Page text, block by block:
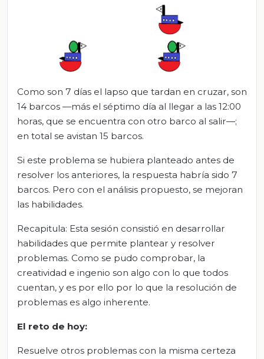
Como son 7 días el lapso que tardan en cruzar, son
14 barcos —más el séptimo día al llegar a las 12:00
horas, que se encuentra con otro barco al salir—;
en total se avistan 15 barcos.
Si este problema se hubiera planteado antes de
resolver los anteriores, la respuesta habría sido 7
barcos. Pero con el análisis propuesto, se mejoran
las habilidades.
Recapitula: Esta sesión consistió en desarrollar
habilidades que permite plantear y resolver
problemas. Como se pudo comprobar, la
creatividad e ingenio son algo con lo que todos
cuentan, y es por ello por lo que la resolución de
problemas es algo inherente.
El reto de hoy:
Resuelve otros problemas con la misma certeza